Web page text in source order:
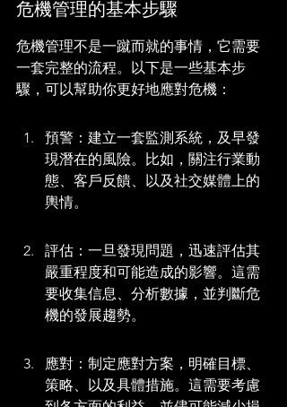
危機管理的基本步驟
危機管理不是一蹴而就的事情，它需要
一套完整的流程。以下是一些基本步
驟，可以幫助你更好地應對危機：
預警：建立一套監測系統，及早發
現潛在的風險。比如，關注行業動
態、客戶反饋、以及社交媒體上的
輿情。
評估：一旦發現問題，迅速評估其
嚴重程度和可能造成的影響。這需
要收集信息、分析數據，並判斷危
機的發展趨勢。
應對：制定應對方案，明確目標、
策略、以及具體措施。這需要考慮